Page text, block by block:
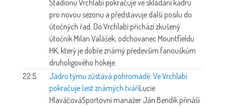
Stadionu Vrchlabí pokračuje ve skládání kádru
pro novou sezonu a představuje další posilu do
útočných řad. Do Vrchlabí přichází zkušený
útočník Milan Valášek, odchovanec Mountfieldu
HK, který je dobře známý především fanouškům
druholigového hokeje.
22.5.
Jádro týmu zůstává pohromadě: Ve Vrchlabí
pokračuje šest známých tváříLucie
HlaváčováSportovní manažer Ján Bendík přináší